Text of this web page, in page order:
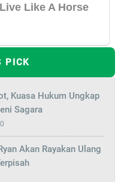
PICK
Kuasa Hukum Ungkap
Sagara
Akan Rayakan Ulang